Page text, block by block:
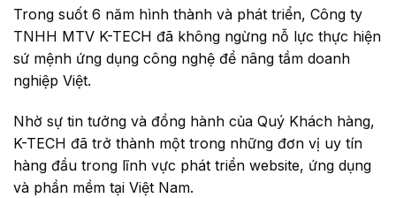
Trong suốt 6 năm hình thành và phát triển, Công ty
TNHH MTV K-TECH đã không ngừng nỗ lực thực hiện
sứ mệnh ứng dụng công nghệ để nâng tầm doanh
nghiệp Việt.
Nhờ sự tin tưởng và đồng hành của Quý Khách hàng,
K-TECH đã trở thành một trong những đơn vị uy tín
hàng đầu trong lĩnh vực phát triển website, ứng dụng
và phần mềm tại Việt Nam.